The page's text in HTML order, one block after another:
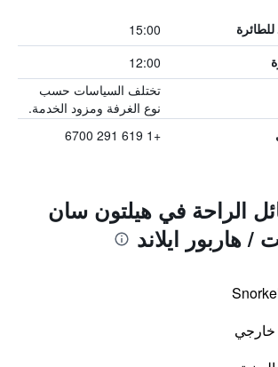
15:00
12:00
تختلف السياسات حسب
نوع الغرفة ومزود الخدمة.
+1 619 291 6700
الراحة في هيلتون سان
/ هاربور ايلاند
خارجي